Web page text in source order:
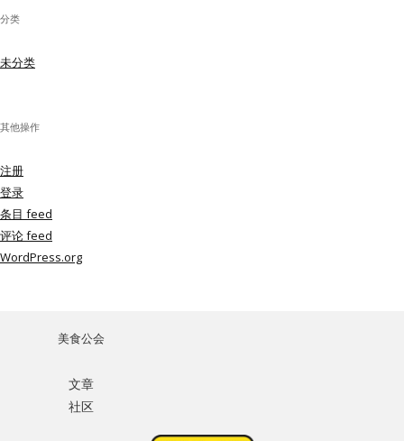
分类
未分类
其他操作
注册
登录
条目 feed
评论 feed
WordPress.org
美食公会
文章
社区